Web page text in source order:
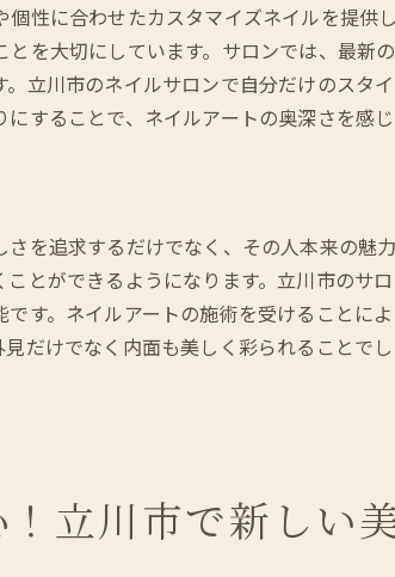
イルアートが提供する完璧な仕上がり
イルサロンで実現する憧れのデザイン
想を超えるネイル体験を
ロンが誇る究極の指先美
心して選べる立川市のネイルサロン
失敗しないネイルサロンの選び方
ロン選びに必要なチェックポイント
めてのネイルサロン体験を成功させる
信頼できるネイルサロンの見つけ方
イルアートを通じて自分を表現
性に合わせたカスタマイズネイルを提供
を大切にしています。サロンでは、最新
立川市のネイルサロンで自分だけのスタ
することで、ネイルアートの奥深さを感じ
を追求するだけでなく、その人本来の魅
とができるようになります。立川市のサ
す。ネイルアートの施術を受けることに
だけでなく内面も美しく彩られることで
立川市で新しい